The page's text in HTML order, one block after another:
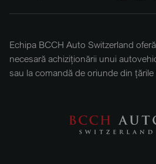
Echipa BCCH Auto Switzerland
necesară achiziționării unui
sau la comandă de oriunde din